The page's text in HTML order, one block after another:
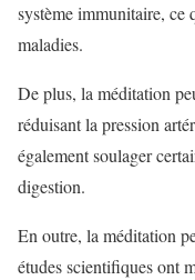
système immunitaire, ce
maladies.
De plus, la méditation
réduisant la pression
également soulager
digestion.
En outre, la méditation
études scientifiques ont